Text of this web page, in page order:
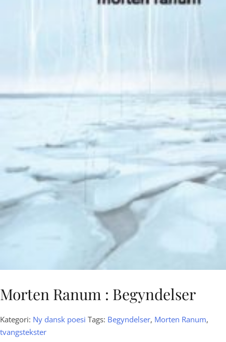
Morten Ranum : Begyndelser
Kategori: Ny dansk poesi Tags: Begyndelser, Morten Ranum,
tvangstekster